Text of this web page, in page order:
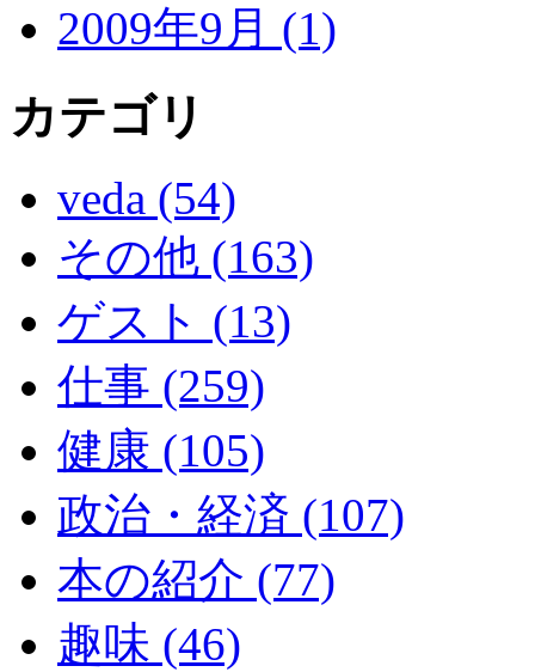
2009年9月 (1)
カテゴリ
veda (54)
その他 (163)
ゲスト (13)
仕事 (259)
健康 (105)
政治・経済 (107)
本の紹介 (77)
趣味 (46)